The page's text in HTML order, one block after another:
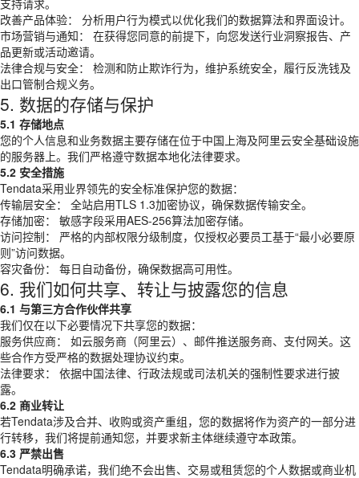
支持请求。
改善产品体验： 分析用户行为模式以优化我们的数据算法和界面设计。
市场营销与通知： 在获得您同意的前提下，向您发送行业洞察报告、产
品更新或活动邀请。
法律合规与安全： 检测和防止欺诈行为，维护系统安全，履行反洗钱及
出口管制合规义务。
5. 数据的存储与保护
5.1 存储地点
您的个人信息和业务数据主要存储在位于中国上海及阿里云安全基础设施
的服务器上。我们严格遵守数据本地化法律要求。
5.2 安全措施
Tendata采用业界领先的安全标准保护您的数据：
传输层安全： 全站启用TLS 1.3加密协议，确保数据传输安全。
存储加密： 敏感字段采用AES-256算法加密存储。
访问控制： 严格的内部权限分级制度，仅授权必要员工基于“最小必要原
则”访问数据。
容灾备份： 每日自动备份，确保数据高可用性。
6. 我们如何共享、转让与披露您的信息
6.1 与第三方合作伙伴共享
我们仅在以下必要情况下共享您的数据：
服务供应商： 如云服务商（阿里云）、邮件推送服务商、支付网关。这
些合作方受严格的数据处理协议约束。
法律要求： 依据中国法律、行政法规或司法机关的强制性要求进行披
露。
6.2 商业转让
若Tendata涉及合并、收购或资产重组，您的数据将作为资产的一部分进
行转移，我们将提前通知您，并要求新主体继续遵守本政策。
6.3 严禁出售
Tendata明确承诺，我们绝不会出售、交易或租赁您的个人数据或商业机